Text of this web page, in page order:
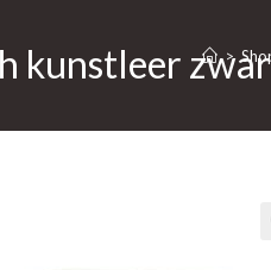
kunstleer >